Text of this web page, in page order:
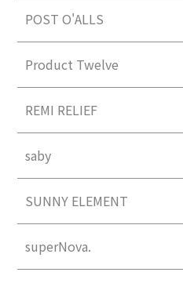
POST O'ALLS
Product Twelve
REMI RELIEF
saby
SUNNY ELEMENT
superNova.